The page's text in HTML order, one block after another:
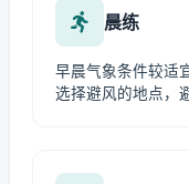
晨练
早晨气象条件较适
选择避风的地点，